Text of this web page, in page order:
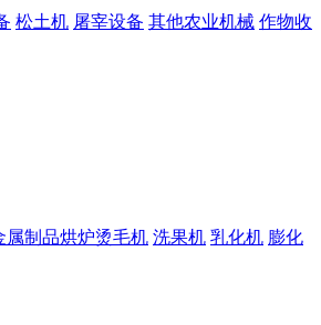
松土机 屠宰设备 其他农业机械 作物收
属制品烘炉烫毛机 洗果机 乳化机 膨化